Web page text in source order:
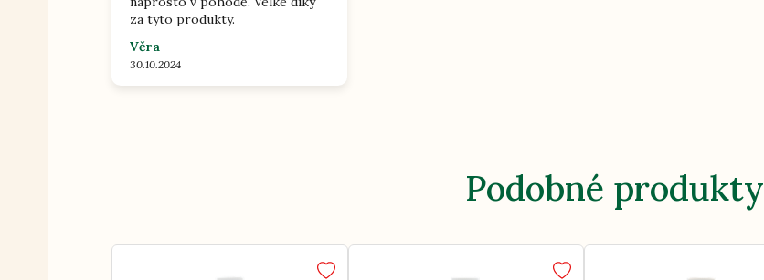
za tyto produkty.
Věra
30.10.2024
Podobné produkty